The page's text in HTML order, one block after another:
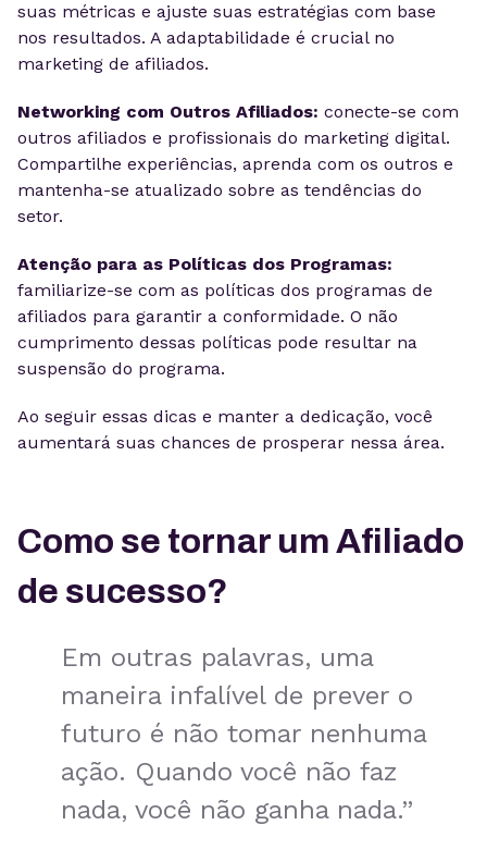
suas métricas e ajuste suas estratégias com base
nos resultados. A adaptabilidade é crucial no
marketing de afiliados.
Networking com Outros Afiliados: conecte-se com
outros afiliados e profissionais do marketing digital.
Compartilhe experiências, aprenda com os outros e
mantenha-se atualizado sobre as tendências do
setor.
Atenção para as Políticas dos Programas:
familiarize-se com as políticas dos programas de
afiliados para garantir a conformidade. O não
cumprimento dessas políticas pode resultar na
suspensão do programa.
Ao seguir essas dicas e manter a dedicação, você
aumentará suas chances de prosperar nessa área.
Como se tornar um Afiliado
de sucesso?
Em outras palavras, uma
maneira infalível de prever o
futuro é não tomar nenhuma
ação. Quando você não faz
nada, você não ganha nada.”